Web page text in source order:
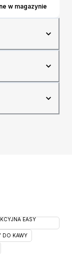
akcesoria
wysokie
z
mm,
kolor,
w magazynie
EASY
DO KAWY